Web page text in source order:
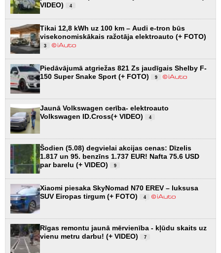
VIDEO)
4
Tikai 12,8 kWh uz 100 km – Audi e-tron būs
visekonomiskākais ražotāja elektroauto (+ FOTO)
3
Piedāvājumā atgriežas 821 Zs jaudīgais Shelby F-
150 Super Snake Sport (+ FOTO)
9
Jaunā Volkswagen cerība- elektroauto
Volkswagen ID.Cross(+ VIDEO)
4
Šodien (5.08) degvielai akcijas cenas: Dīzelis
1.817 un 95. benzīns 1.737 EUR! Nafta 75.6 USD
par barelu (+ VIDEO)
9
Xiaomi piesaka SkyNomad N70 EREV – luksusa
SUV Eiropas tirgum (+ FOTO)
4
Rīgas remontu jaunā mērvienība - kļūdu skaits uz
vienu metru darbu! (+ VIDEO)
7